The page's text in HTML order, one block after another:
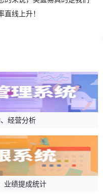
线上升！
经营分析
业绩提成统计